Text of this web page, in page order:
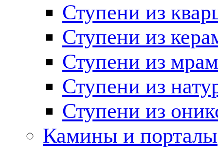
Ступени из
Ступени из
Ступени из
Ступени из
Ступени из
Камины и порталы